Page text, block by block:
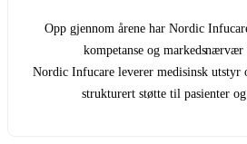
Opp gjennom årene har Nordic
kompetanse og markedsnærvær
Nordic Infucare leverer medisinsk
strukturert støtte til pasienter og